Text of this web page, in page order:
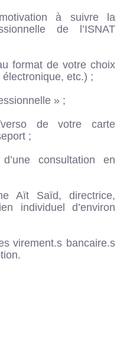
à suivre la
de l’ISNAT
format de votre choix
etc.) ;
» ;
de votre carte
;
consultation en
Aït Saïd, directrice,
individuel d’environ
virement.s bancaire.s